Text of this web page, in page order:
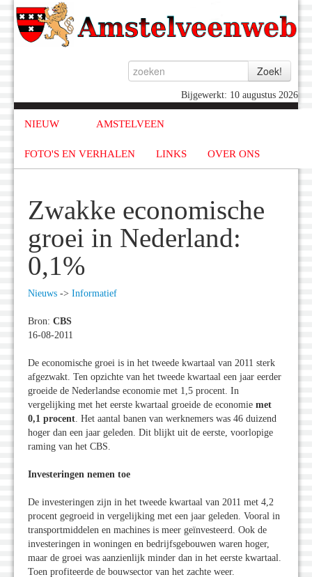
Bijgewerkt: 10 augustus 2026
NIEUW AMSTELVEEN
FOTO'S EN VERHALEN LINKS OVER ONS
Zwakke economische
groei in Nederland:
0,1%
Nieuws -> Informatief
Bron: CBS
16-08-2011
De economische groei is in het tweede kwartaal van 2011 sterk
afgezwakt. Ten opzichte van het tweede kwartaal een jaar eerder
groeide de Nederlandse economie met 1,5 procent. In
vergelijking met het eerste kwartaal groeide de economie met
0,1 procent. Het aantal banen van werknemers was 46 duizend
hoger dan een jaar geleden. Dit blijkt uit de eerste, voorlopige
raming van het CBS.
Investeringen nemen toe
De investeringen zijn in het tweede kwartaal van 2011 met 4,2
procent gegroeid in vergelijking met een jaar geleden. Vooral in
transportmiddelen en machines is meer geïnvesteerd. Ook de
investeringen in woningen en bedrijfsgebouwen waren hoger,
maar de groei was aanzienlijk minder dan in het eerste kwartaal.
Toen profiteerde de bouwsector van het zachte weer.